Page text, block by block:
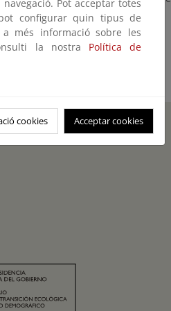
la tasa 054 [PDF][197 kB]
Pot acceptar totes
configurar quin tipus de
més informació sobre les
la nostra Política de
cookies Acceptar cookies